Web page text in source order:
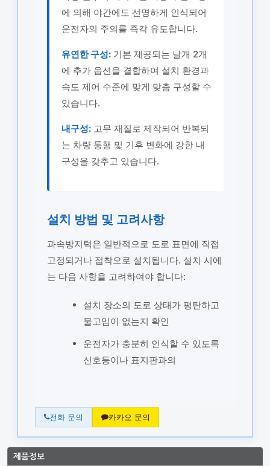
에 의해 야간에도 선명하게 인식되어
운전자의 주의를 즉각 유도합니다.
유연한 구성:기본 제공되는 날개 2개
에 추가 옵션을 결합하여 설치 환경과
속도 제어 수준에 맞게 맞춤 구성할 수
있습니다.
내구성:고무 재질로 제작되어 반복되
는 차량 통행 및 기후 변화에 강한 내
구성을 갖추고 있습니다.
설치 방법 및 고려사항
과속방지턱은 일반적으로 도로 표면에 직접
고정되거나 접착으로 설치됩니다. 설치 시에
는 다음 사항을 고려하여야 합니다:
설치 장소의 도로 상태가 평탄하고
물고임이 없는지 확인
운전자가 충분히 인식할 수 있도록
신호등이나 표지판과의
전화 문의 카카오 문의